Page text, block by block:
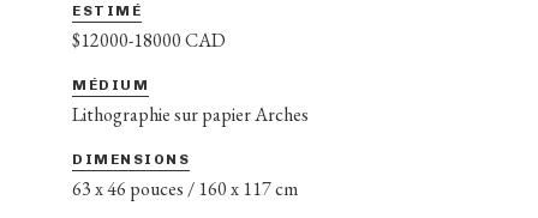
ESTIMÉ
$12000-18000 CAD
MÉDIUM
Lithographie sur papier Arches
DIMENSIONS
63 x 46 pouces / 160 x 117 cm